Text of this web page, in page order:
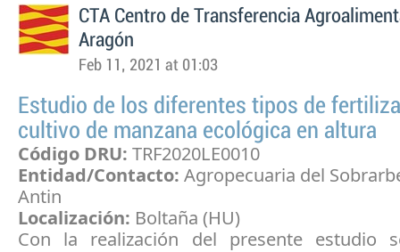
CTA Centro de Transferencia
Aragón
Feb 11, 2021 at 01:03
Estudio de los diferentes tipos de
cultivo de manzana ecológica en altura
Código DRU: TRF2020LE0010
Entidad/Contacto: Agropecuaria del
Antin
Localización: Boltaña (HU)
Con la realización del presente estudio